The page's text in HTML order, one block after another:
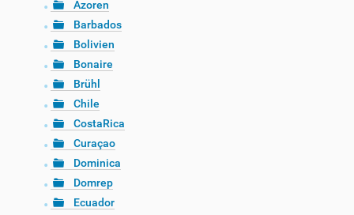
Azoren
Barbados
Bolivien
Bonaire
Brühl
Chile
CostaRica
Curaçao
Dominica
Domrep
Ecuador